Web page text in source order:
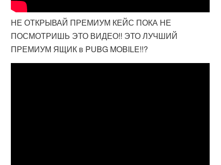
НЕ ОТКРЫВАЙ ПРЕМИУМ КЕЙС ПОКА НЕ
ПОСМОТРИШЬ ЭТО ВИДЕО!! ЭТО ЛУЧШИЙ
ПРЕМИУМ ЯЩИК в PUBG MOBILE!!?